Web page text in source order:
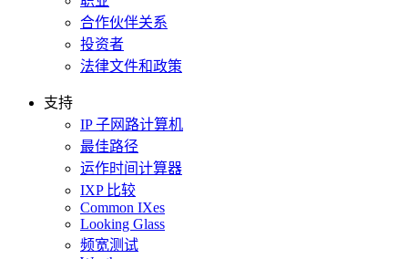
合作伙伴关系
投资者
法律文件和政策
支持
IP 子网路计算机
最佳路径
运作时间计算器
IXP 比较
Common IXes
Looking Glass
频宽测试